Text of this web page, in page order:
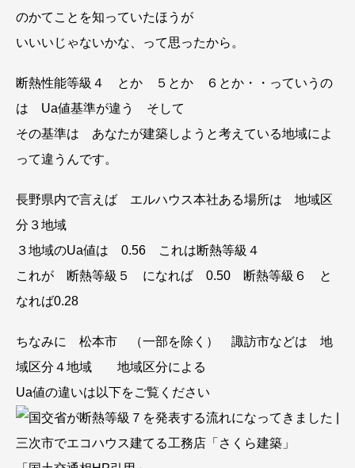
のかてことを知っていたほうが
いいいじゃないかな、って思ったから。
断熱性能等級４ とか ５とか ６とか・・っていうの
は Ua値基準が違う そして
その基準は あなたが建築しようと考えている地域によ
って違うんです。
長野県内で言えば エルハウス本社ある場所は 地域区
分３地域
３地域のUa値は 0.56 これは断熱等級４
これが 断熱等級５ になれば 0.50 断熱等級６ と
なれば0.28
ちなみに 松本市 （一部を除く） 諏訪市などは 地
域区分４地域 地域区分による
Ua値の違いは以下をご覧ください